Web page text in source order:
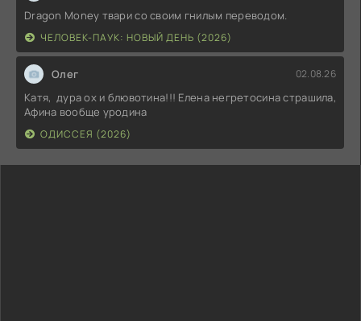
Dragon Money твари со своим гнилым переводом.
ЧЕЛОВЕК-ПАУК: НОВЫЙ ДЕНЬ (2026)
Олег 02.08.26
Катя, дура ох и блювотина!!! Елена негретосина страшила,
Афина вообще уродина
ОДИССЕЯ (2026)